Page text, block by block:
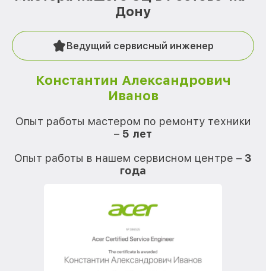
Дону
Ведущий сервисный инженер
Константин Александрович
Иванов
Опыт работы мастером по ремонту техники
– 5 лет
Опыт работы в нашем сервисном центре – 3
года